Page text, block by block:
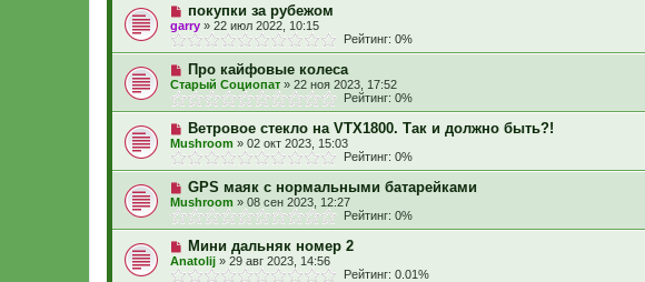
покупки за рубежом
garry » 22 июл 2022, 10:15
Рейтинг: 0%
Про кайфовые колеса
Старый Социопат » 22 ноя 2023, 17:52
Рейтинг: 0%
Ветровое стекло на VTX1800. Так и должно быть?!
Mushroom » 02 окт 2023, 15:03
Рейтинг: 0%
GPS маяк с нормальными батарейками
Mushroom » 08 сен 2023, 12:27
Рейтинг: 0%
Мини дальняк номер 2
Anatolij » 29 авг 2023, 14:56
Рейтинг: 0.01%